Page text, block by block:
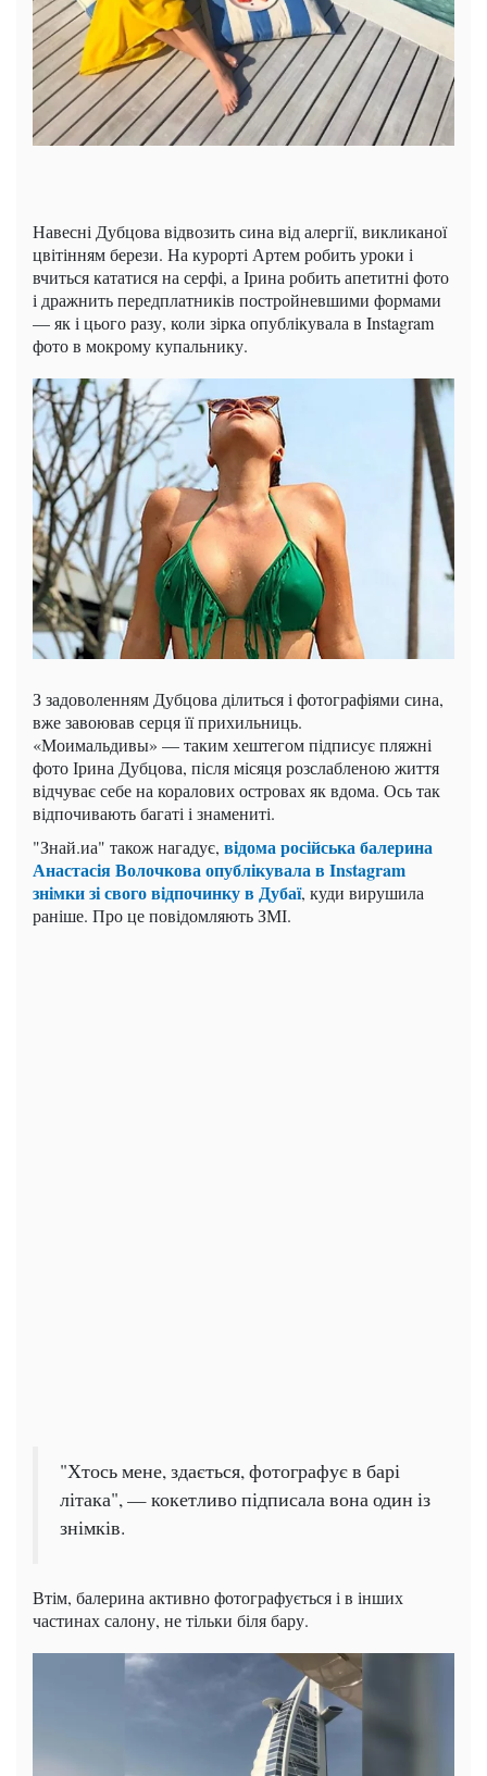
Навесні Дубцова відвозить сина від алергії, викликаної
цвітінням берези. На курорті Артем робить уроки і
вчиться кататися на серфі, а Ірина робить апетитні фото
і дражнить передплатників постройневшими формами
— як і цього разу, коли зірка опублікувала в Instagram
фото в мокрому купальнику.
З задоволенням Дубцова ділиться і фотографіями сина,
вже завоював серця її прихильниць.
«Моимальдивы» — таким хештегом підписує пляжні
фото Ірина Дубцова, після місяця розслабленою життя
відчуває себе на коралових островах як вдома. Ось так
відпочивають багаті і знамениті.
"Знай.иа" також нагадує, відома російська балерина
Анастасія Волочкова опублікувала в Instagram
знімки зі свого відпочинку в Дубаї, куди вирушила
раніше. Про це повідомляють ЗМІ.
"Хтось мене, здається, фотографує в барі
літака", — кокетливо підписала вона один із
знімків.
Втім, балерина активно фотографується і в інших
частинах салону, не тільки біля бару.